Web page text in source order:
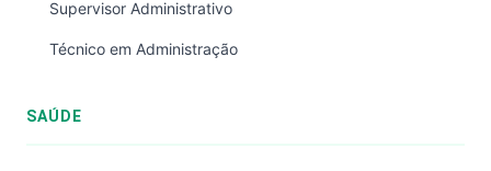
Supervisor Administrativo
Técnico em Administração
SAÚDE